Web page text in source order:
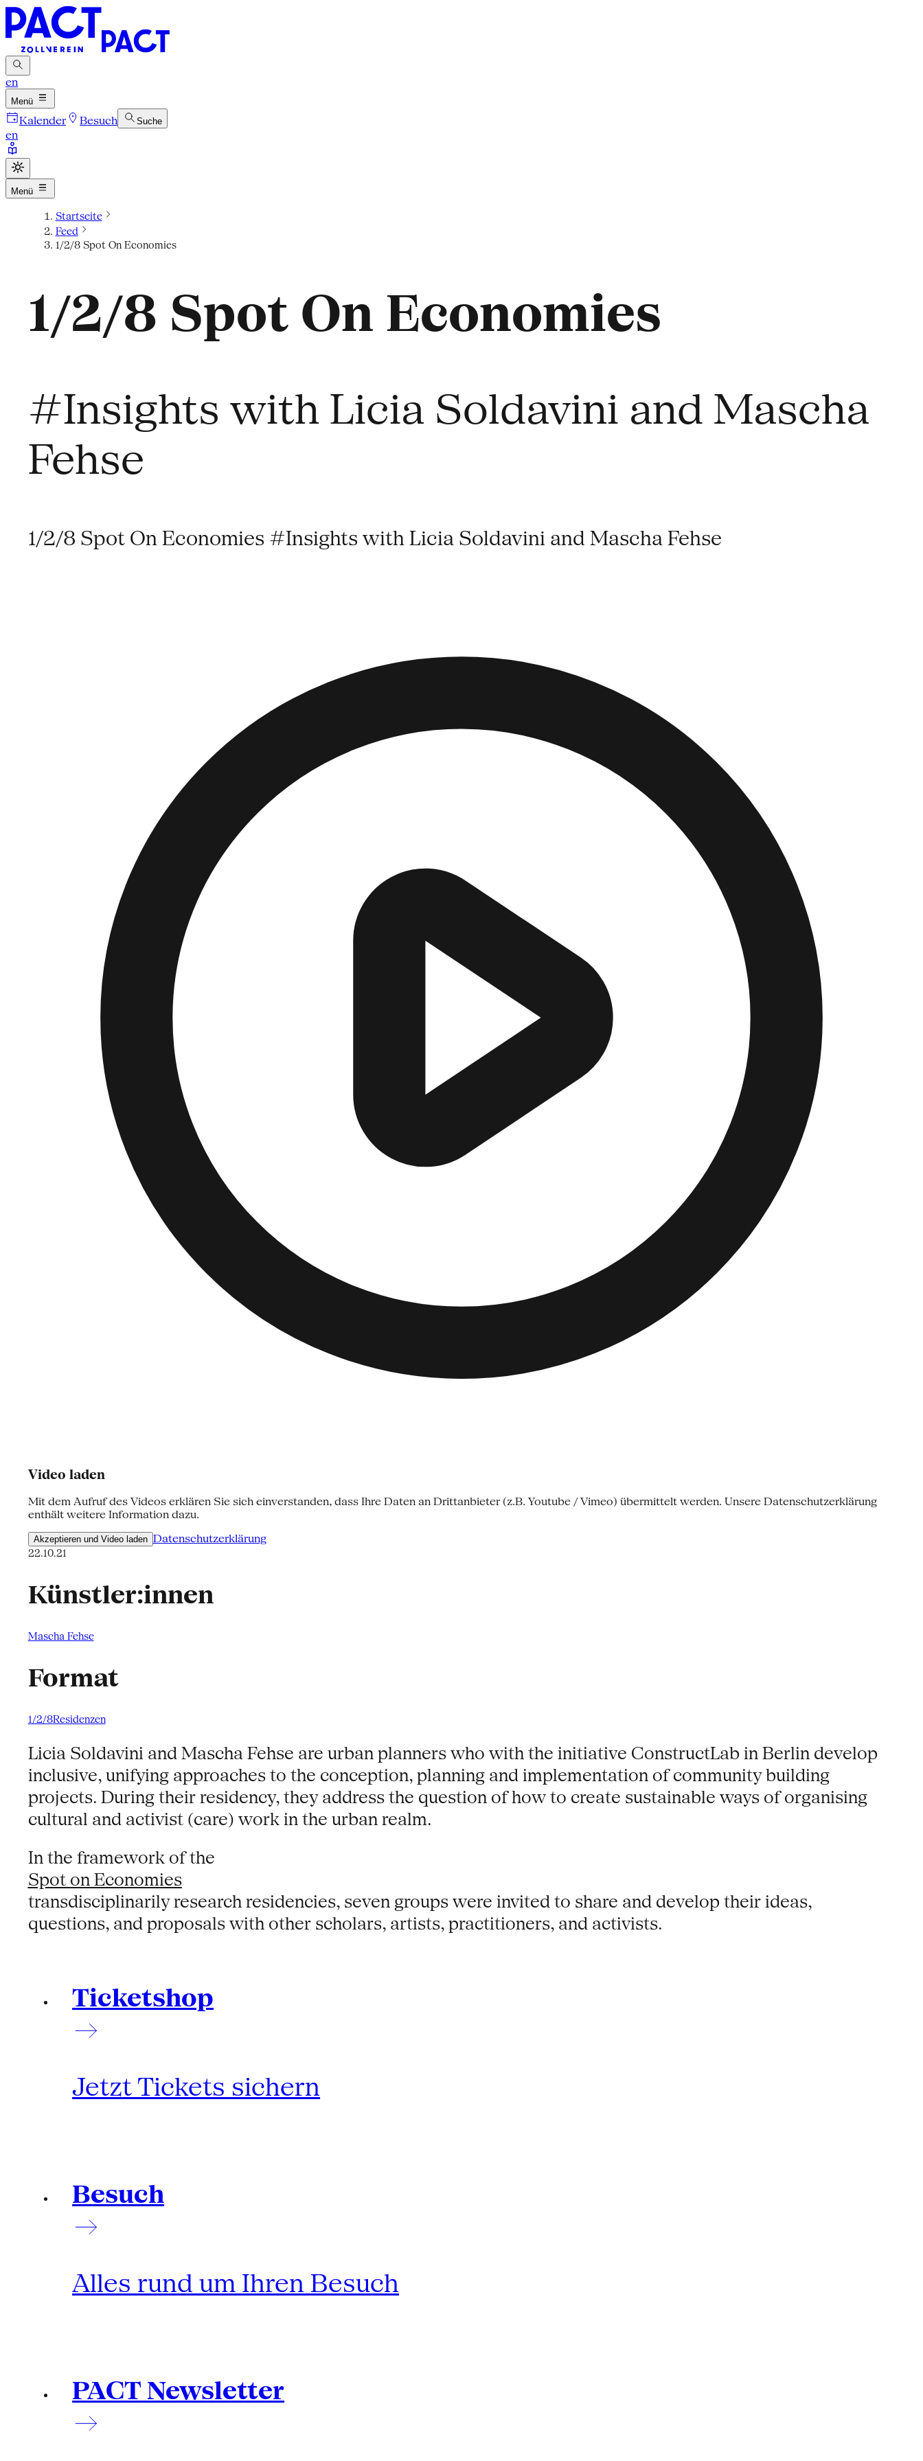
en
Menü
Kalender Besuch Suche
en
Menü
Startseite
Feed
1/2/8 Spot On Economies
1/2/8 Spot On Economies
#Insights with Licia Soldavini and Mascha
Fehse
1/2/8 Spot On Economies #Insights with Licia Soldavini and Mascha Fehse
Video laden
Mit dem Aufruf des Videos erklären Sie sich einverstanden, dass Ihre Daten an Drittanbieter (z.B. Youtube / Vimeo) übermittelt werden. Unsere Datenschutzerklärung
enthält weitere Information dazu.
Akzeptieren und Video laden Datenschutzerklärung
22.10.21
Künstler:innen
Mascha Fehse
Format
1/2/8Residenzen
Licia Soldavini and Mascha Fehse are urban planners who with the initiative ConstructLab in Berlin develop
inclusive, unifying approaches to the conception, planning and implementation of community building
projects. During their residency, they address the question of how to create sustainable ways of organising
cultural and activist (care) work in the urban realm.
In the framework of the
Spot on Economies
transdisciplinarily research residencies, seven groups were invited to share and develop their ideas,
questions, and proposals with other scholars, artists, practitioners, and activists.
Ticketshop
Jetzt Tickets sichern
Besuch
Alles rund um Ihren Besuch
PACT Newsletter